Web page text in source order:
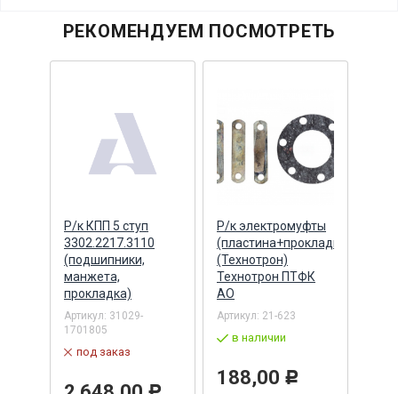
РЕКОМЕНДУЕМ ПОСМОТРЕТЬ
Р/к КПП 5 ступ
3302.2217.3110
(подшипники,
манжета,
прокладка)
Артикул: 31029-
1701805
под заказ
Р/к электромуфты
(пластина+прокладка)
(Технотрон)
Технотрон ПТФК
АО
Артикул: 21-623
в наличии
188,00 Р